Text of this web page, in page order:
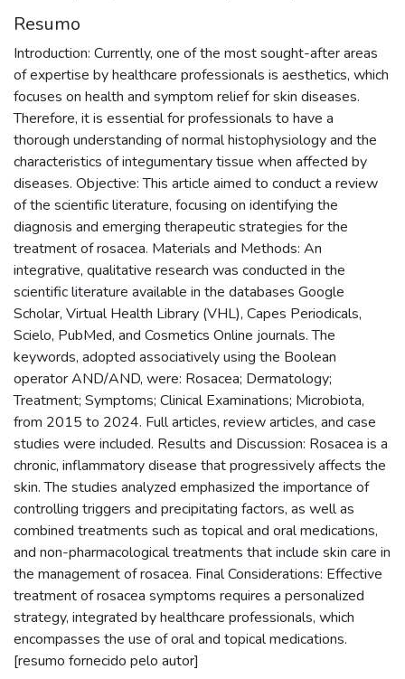
Resumo
Introduction: Currently, one of the most sought-after areas
of expertise by healthcare professionals is aesthetics, which
focuses on health and symptom relief for skin diseases.
Therefore, it is essential for professionals to have a
thorough understanding of normal histophysiology and the
characteristics of integumentary tissue when affected by
diseases. Objective: This article aimed to conduct a review
of the scientific literature, focusing on identifying the
diagnosis and emerging therapeutic strategies for the
treatment of rosacea. Materials and Methods: An
integrative, qualitative research was conducted in the
scientific literature available in the databases Google
Scholar, Virtual Health Library (VHL), Capes Periodicals,
Scielo, PubMed, and Cosmetics Online journals. The
keywords, adopted associatively using the Boolean
operator AND/AND, were: Rosacea; Dermatology;
Treatment; Symptoms; Clinical Examinations; Microbiota,
from 2015 to 2024. Full articles, review articles, and case
studies were included. Results and Discussion: Rosacea is a
chronic, inflammatory disease that progressively affects the
skin. The studies analyzed emphasized the importance of
controlling triggers and precipitating factors, as well as
combined treatments such as topical and oral medications,
and non-pharmacological treatments that include skin care in
the management of rosacea. Final Considerations: Effective
treatment of rosacea symptoms requires a personalized
strategy, integrated by healthcare professionals, which
encompasses the use of oral and topical medications.
[resumo fornecido pelo autor]